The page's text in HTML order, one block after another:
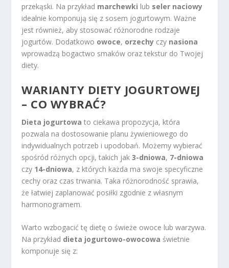
przekąski. Na przykład marchewki lub seler naciowy
idealnie komponują się z sosem jogurtowym. Ważne
jest również, aby stosować różnorodne rodzaje
jogurtów. Dodatkowo owoce, orzechy czy nasiona
wprowadzą bogactwo smaków oraz tekstur do Twojej
diety.
WARIANTY DIETY JOGURTOWEJ
– CO WYBRAĆ?
Dieta jogurtowa to ciekawa propozycja, która
pozwala na dostosowanie planu żywieniowego do
indywidualnych potrzeb i upodobań. Możemy wybierać
spośród różnych opcji, takich jak3-dniowa, 7-dniowa
czy 14-dniowa, z których każda ma swoje specyficzne
cechy oraz czas trwania. Taka różnorodność sprawia,
że łatwiej zaplanować posiłki zgodnie z własnym
harmonogramem.
Warto wzbogacić tę dietę o świeże owoce lub warzywa.
Na przykład dieta jogurtowo-owocowa świetnie
komponuje się z: